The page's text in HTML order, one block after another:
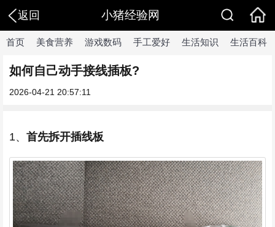
返回 小猪经验网
首页 美食营养 游戏数码 手工爱好 生活知识 生活百科
如何自己动手接线插板?
2026-04-21 20:57:11
1、 首先拆开插线板